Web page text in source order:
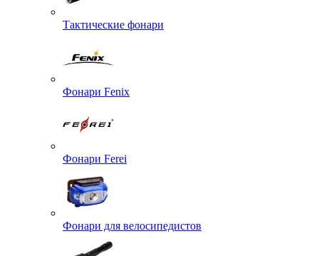
Тактические фонари
Фонари Fenix
Фонари Ferei
Фонари для велосипедистов